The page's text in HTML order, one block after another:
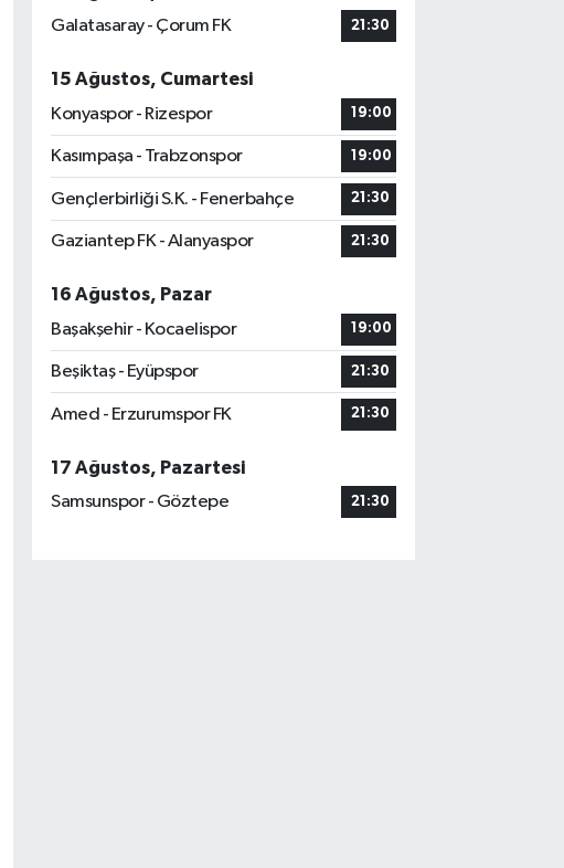
Galatasaray - Çorum FK
21:30
15 Ağustos, Cumartesi
Konyaspor - Rizespor
19:00
Kasımpaşa - Trabzonspor 19:00
Gençlerbirliği S.K. - Fenerbahçe 21:30
Gaziantep FK - Alanyaspor 21:30
16 Ağustos, Pazar
Başakşehir - Kocaelispor
19:00
Beşiktaş - Eyüpspor 21:30
Amed - Erzurumspor FK 21:30
17 Ağustos, Pazartesi
Samsunspor - Göztepe
21:30